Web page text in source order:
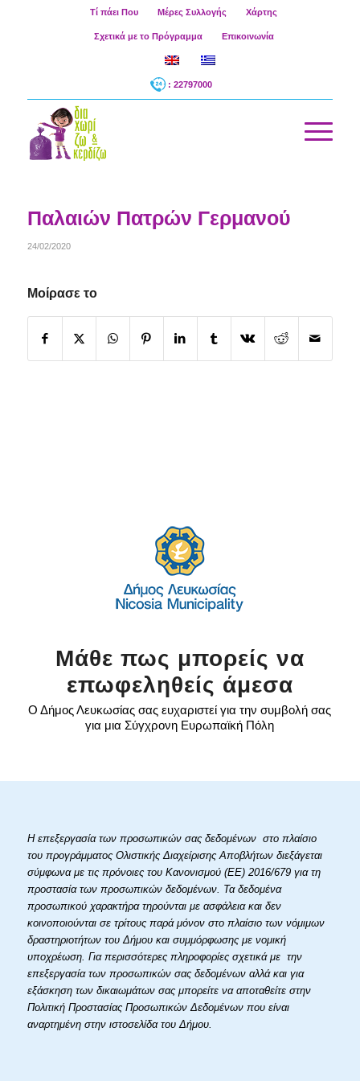
Τί πάει Που Μέρες Συλλογής Χάρτης
Σχετικά με το Πρόγραμμα Επικοινωνία
: 22797000
Παλαιών Πατρών Γερμανού
24/02/2020
Μοίρασε το
Μάθε πως μπορείς να
επωφεληθείς άμεσα
Ο Δήμος Λευκωσίας σας ευχαριστεί για την συμβολή σας
για μια Σύγχρονη Ευρωπαϊκή Πόλη
Η επεξεργασία των προσωπικών σας δεδομένων στο πλαίσιο
του προγράμματος Ολιστικής Διαχείρισης Αποβλήτων διεξάγεται
σύμφωνα με τις πρόνοιες του Κανονισμού (ΕΕ) 2016/679 για τη
προστασία των προσωπικών δεδομένων. Τα δεδομένα
προσωπικού χαρακτήρα τηρούνται με ασφάλεια και δεν
κοινοποιούνται σε τρίτους παρά μόνον στο πλαίσιο των νόμιμων
δραστηριοτήτων του Δήμου και συμμόρφωσης με νομική
υποχρέωση. Για περισσότερες πληροφορίες σχετικά με την
επεξεργασία των προσωπικών σας δεδομένων αλλά και για
εξάσκηση των δικαιωμάτων σας μπορείτε να αποταθείτε στην
Πολιτική Προστασίας Προσωπικών Δεδομένων που είναι
αναρτημένη στην ιστοσελίδα του Δήμου.